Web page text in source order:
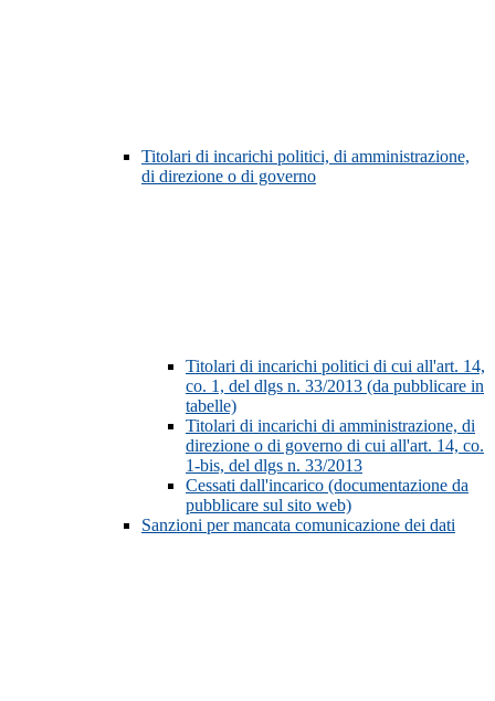
Titolari di incarichi politici, di amministrazione,
di direzione o di governo
Titolari di incarichi politici di cui all'art. 14,
co. 1, del dlgs n. 33/2013 (da pubblicare in
tabelle)
Titolari di incarichi di amministrazione, di
direzione o di governo di cui all'art. 14, co.
1-bis, del dlgs n. 33/2013
Cessati dall'incarico (documentazione da
pubblicare sul sito web)
Sanzioni per mancata comunicazione dei dati